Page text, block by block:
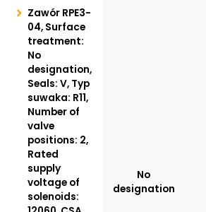
Zawór RPE3-
04, Surface
treatment:
No
designation,
Seals: V, Typ
suwaka: R11,
Number of
valve
positions: 2,
Rated
supply
voltage of
solenoids:
No
designation